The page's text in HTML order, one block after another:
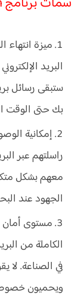
ميزة انتهاء
البريد
ستبقى رسائل
بك حتى الوقت
إمكانية
راسلتهم عبر
معهم بشكل
الجهود عند
الكاملة من
في الصناعة. لا
ويحميون